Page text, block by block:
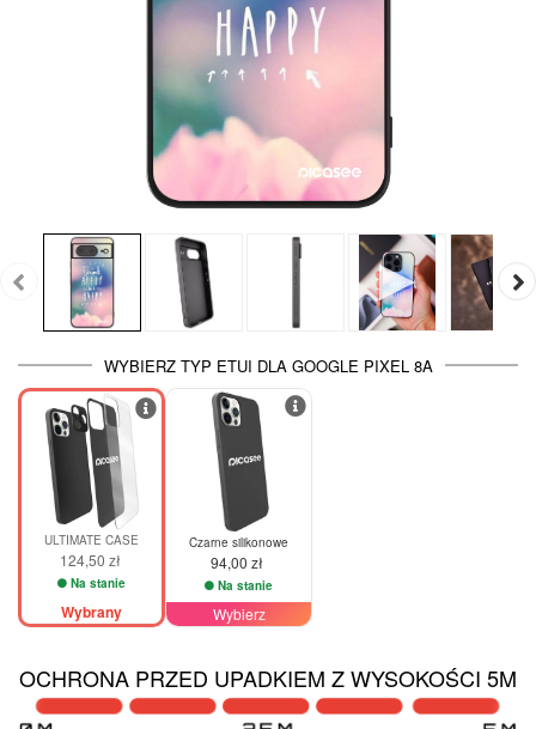
WYBIERZ TYP ETUI DLA GOOGLE PIXEL 8A
ULTIMATE CASE
124,50 zł
Na stanie
Wybrany
Czarne silikonowe
94,00 zł
Na stanie
Wybierz
OCHRONA PRZED UPADKIEM Z WYSOKOŚCI 5M